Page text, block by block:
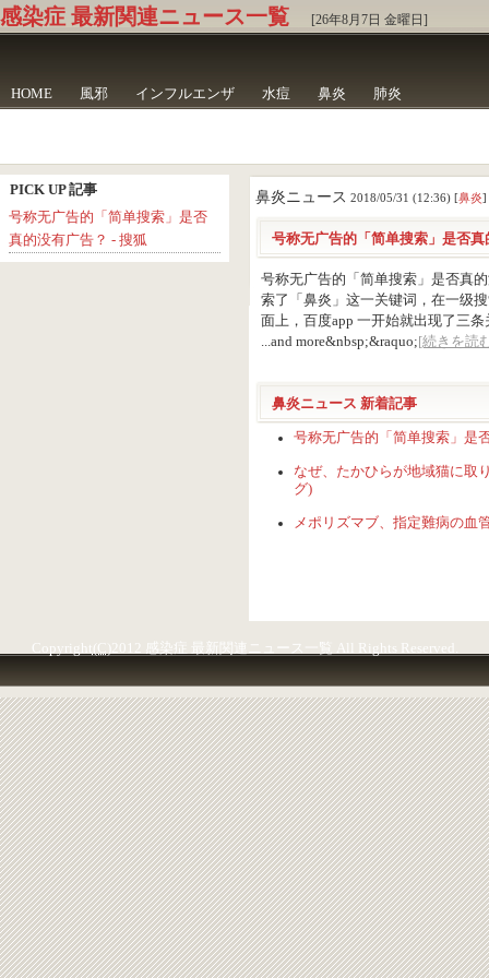
感染症 最新関連ニュース一覧 [26年8月7日 金曜日]
HOME 風邪 インフルエンザ 水痘 鼻炎 肺炎
鼻炎ニュース 2018/05/31 (12:36) [鼻炎]
号称无广告的「简单搜索」是否真
号称无广告的「简单搜索」是否真
索了「鼻炎」这一关键词，在一级
面上，百度app 一开始就出现了三
...and more&nbsp;&raquo; [続きを読
鼻炎ニュース 新着記事
号称无广告的「简单搜索」是
なぜ、たかひらが地域猫に取
グ)
メポリズマブ、指定難病の血
PICK UP 記事
号称无广告的「简单搜索」是否
真的没有广告？ - 搜狐
Copyright (C)2012 感染症 最新関連ニュース一覧 All Rights Reserved.